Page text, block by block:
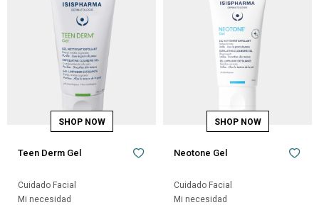
Teen Derm Gel
Cuidado Facial
Mi necesidad
Neotone Gel
Cuidado Facial
Mi necesidad